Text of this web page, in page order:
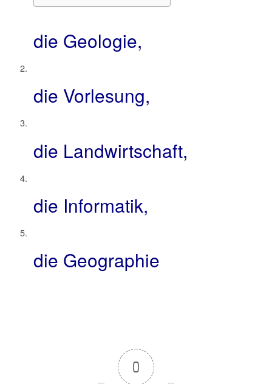
die Geologie,
die Vorlesung,
die Landwirtschaft,
die Informatik,
die Geographie
0